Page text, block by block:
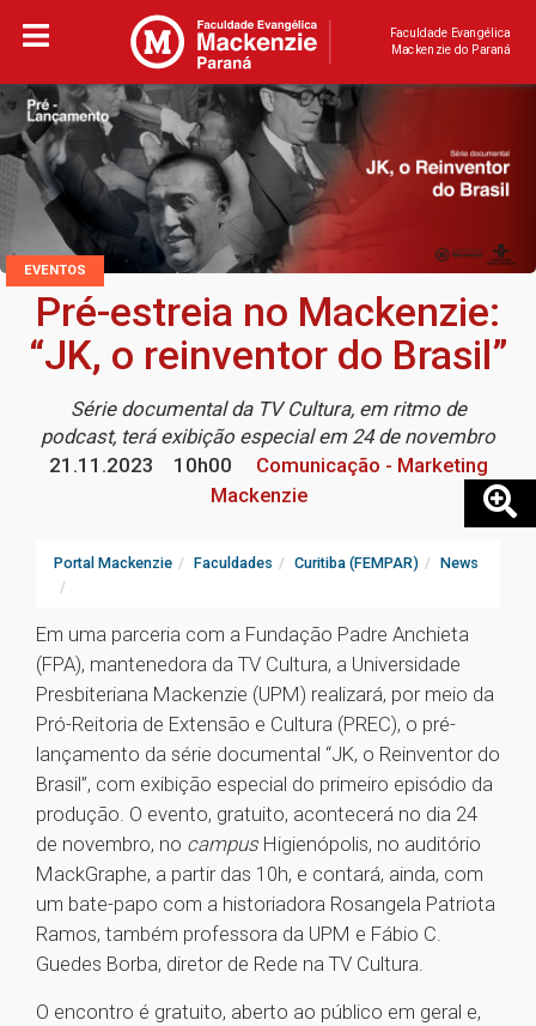
Faculdade Evangélica
Mackenzie do Paraná
EVENTOS
Pré-estreia no Mackenzie:
“JK, o reinventor do Brasil”
Série documental da TV Cultura, em ritmo de
podcast, terá exibição especial em 24 de novembro
21.11.2023
10h00
Comunicação - Marketing
Mackenzie
Portal Mackenzie Faculdades Curitiba (FEMPAR) News
Em uma parceria com a Fundação Padre Anchieta
(FPA), mantenedora da TV Cultura, a Universidade
Presbiteriana Mackenzie (UPM) realizará, por meio da
Pró-Reitoria de Extensão e Cultura (PREC), o pré-
lançamento da série documental “JK, o Reinventor do
Brasil”, com exibição especial do primeiro episódio da
produção. O evento, gratuito, acontecerá no dia 24
de novembro, no campus Higienópolis, no auditório
MackGraphe, a partir das 10h, e contará, ainda, com
um bate-papo com a historiadora Rosangela Patriota
Ramos, também professora da UPM e Fábio C.
Guedes Borba, diretor de Rede na TV Cultura.
O encontro é gratuito, aberto ao público em geral e,